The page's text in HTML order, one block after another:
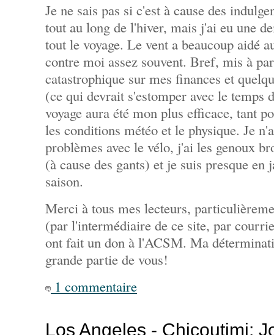
Je ne sais pas si c'est à cause des
tout au long de l'hiver, mais j'ai eu une
tout le voyage. Le vent a beaucoup aidé
contre moi assez souvent. Bref, mis à
catastrophique sur mes finances et
(ce qui devrait s'estomper avec le temps
voyage aura été mon plus efficace, tant
les conditions météo et le physique. Je
problèmes avec le vélo, j'ai les genoux
(à cause des gants) et je suis presque en
saison.
Merci à tous mes lecteurs,
(par l'intermédiaire de ce site, par
ont fait un don à l'ACSM. Ma
grande partie de vous!
1 commentaire
Los Angeles - Chicoutimi: